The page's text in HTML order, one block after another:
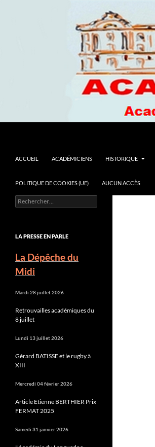
ACCUEIL
ACADÉMICIENS HISTORIQUE
POLITIQUE DE COOKIES (UE) AUCUN ACCÈS
La culture : un loisir
Rechercher :
LA PRESSE EN PARLE
La Dépêche du
Midi
Mardi 28 juillet 2026
Retrouvailles académiques du
8 juillet
Lundi 13 juillet 2026
Gérard BATISSE et le rugby à
XIII
Mercredi 04 février 2026
Article Etienne BERTHIER Prix
FERMAT 2025
Samedi 31 janvier 2026